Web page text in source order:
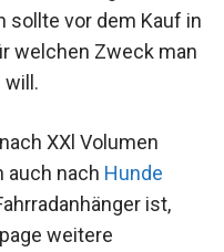
sollte vor dem Kauf in
welchen Zweck man
will.
XXl Volumen
auch nach Hunde
ist,
weitere